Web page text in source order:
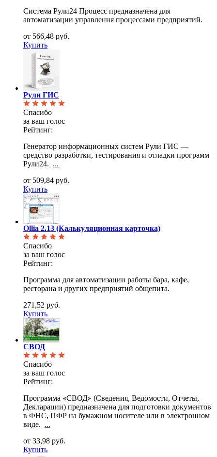
Система Рули24 Процесс предназначена для
автоматизации управления процессами предприятий.
от 566,48 руб.
Купить
Рули ГИС
Спасибо
за ваш голос
Рейтинг:
Генератор информационных систем Рули ГИС —
средство разработки, тестирования и отладки программ
Рули24. ...
от 509,84 руб.
Купить
Ollia 2.13 (Калькуляционная карточка)
Спасибо
за ваш голос
Рейтинг:
Программа для автоматизации работы бара, кафе,
ресторана и других предприятий общепита.
271,52 руб.
Купить
СВОД
Спасибо
за ваш голос
Рейтинг:
Программа «СВОД» (Сведения, Ведомости, Отчеты,
Декларации) предназначена для подготовки документов
в ФНС, ПФР на бумажном носителе или в электронном
виде. ...
от 33,98 руб.
Купить